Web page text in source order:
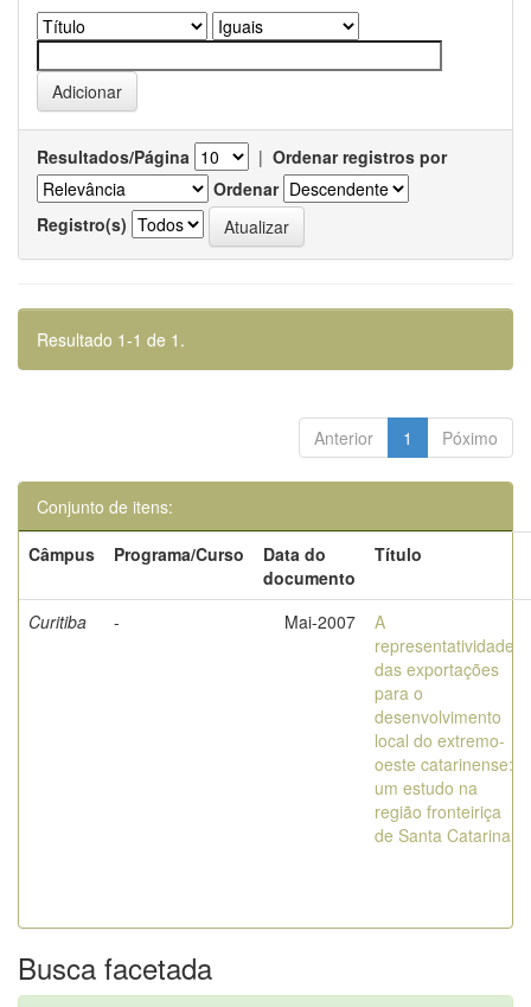
Resultados/Página | Ordenar registros por
Ordenar
Registro(s)
Resultado 1-1 de 1.
Anterior 1 Póximo
Conjunto de itens:
Câmpus
Programa/Curso
Data do
documento
Título
Curitiba - Mai-2007
A
representatividade
das exportações
para o
desenvolvimento
local do extremo-
oeste catarinense:
um estudo na
região fronteiriça
de Santa Catarina
Busca facetada